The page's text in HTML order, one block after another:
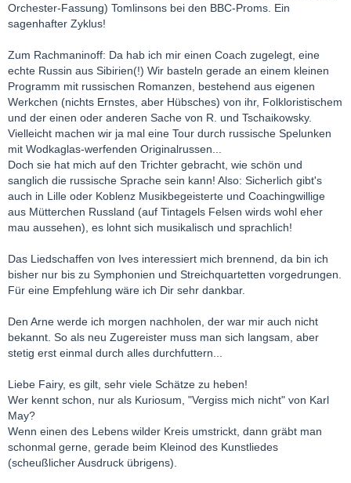
Orchester-Fassung) Tomlinsons bei den BBC-Proms. Ein
sagenhafter Zyklus!
Zum Rachmaninoff: Da hab ich mir einen Coach zugelegt, eine
echte Russin aus Sibirien(!) Wir basteln gerade an einem kleinen
Programm mit russischen Romanzen, bestehend aus eigenen
Werkchen (nichts Ernstes, aber Hübsches) von ihr, Folkloristischem
und der einen oder anderen Sache von R. und Tschaikowsky.
Vielleicht machen wir ja mal eine Tour durch russische Spelunken
mit Wodkaglas-werfenden Originalrussen...
Doch sie hat mich auf den Trichter gebracht, wie schön und
sanglich die russische Sprache sein kann! Also: Sicherlich gibt's
auch in Lille oder Koblenz Musikbegeisterte und Coachingwillige
aus Mütterchen Russland (auf Tintagels Felsen wirds wohl eher
mau aussehen), es lohnt sich musikalisch und sprachlich!
Das Liedschaffen von Ives interessiert mich brennend, da bin ich
bisher nur bis zu Symphonien und Streichquartetten vorgedrungen.
Für eine Empfehlung wäre ich Dir sehr dankbar.
Den Arne werde ich morgen nachholen, der war mir auch nicht
bekannt. So als neu Zugereister muss man sich langsam, aber
stetig erst einmal durch alles durchfuttern...
Liebe Fairy, es gilt, sehr viele Schätze zu heben!
Wer kennt schon, nur als Kuriosum, "Vergiss mich nicht" von Karl
May?
Wenn einen des Lebens wilder Kreis umstrickt, dann gräbt man
schonmal gerne, gerade beim Kleinod des Kunstliedes
(scheußlicher Ausdruck übrigens).